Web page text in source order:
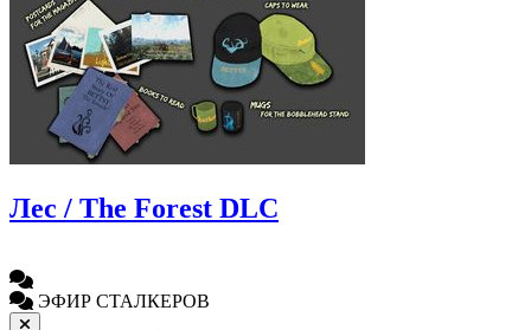
Лес / The Forest DLC
ЭФИР СТАЛКЕРОВ